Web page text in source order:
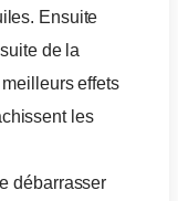
Ensuite
de la
effets
les
débarrasser